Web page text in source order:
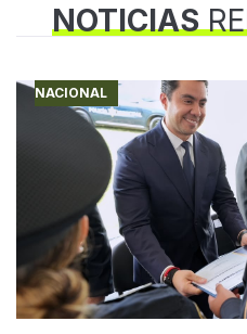
NOTICIAS
NACIONAL